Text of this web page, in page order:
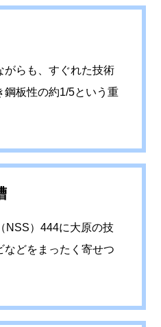
がらも、すぐれた技術
鋼板性の約1/5という重
NSS）444に大原の技
などをまったく寄せつ